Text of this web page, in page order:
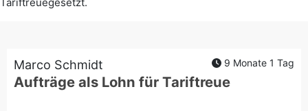
Marco Schmidt 9 Monate 1 Tag
Aufträge als Lohn für Tariftreue